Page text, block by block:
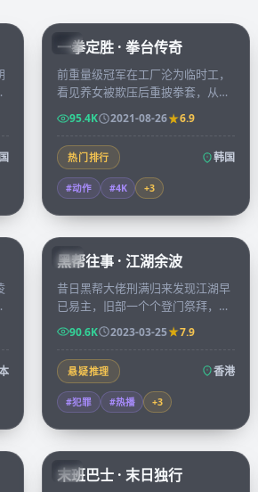
KR
一拳定胜 · 拳台传奇
前重量级冠军在工厂沦为临时工，
看见养女被欺压后重披拳套，从地
下擂台一路打回亚锦赛擂主，每一
拳都是为家人讨回的尊严。
95.4K 2021-08-26 6.9
热门排行 韩国
#动作 #4K +3
HK
99:41
黑帮往事 · 江湖余波
昔日黑帮大佬刑满归来发现江湖早
已易主，旧部一个个登门祭拜，他
在四十八小时内必须决定是退出还
是再造一段新江湖。
90.6K 2023-03-25 7.9
悬疑推理 香港
#犯罪 #热播 +3
KR
99:15
末班巴士 · 末日独行